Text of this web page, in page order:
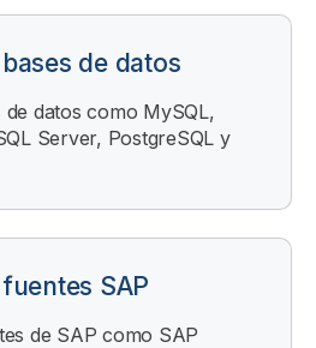
de datos
de datos como MySQL,
Server, PostgreSQL y
SAP
de SAP como SAP